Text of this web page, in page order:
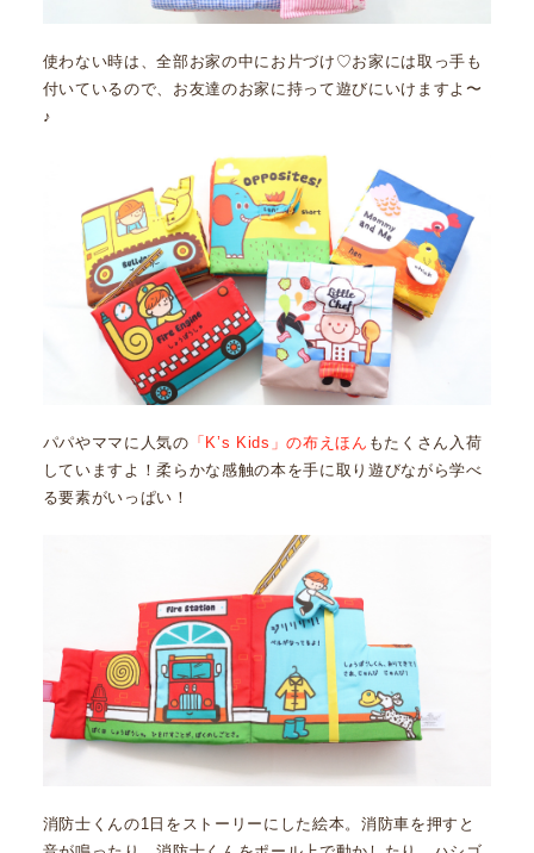
使わない時は、全部お家の中にお片づけ♡お家には取っ手も
付いているので、お友達のお家に持って遊びにいけますよ〜
♪
パパやママに人気の 「K’s Kids」の布えほん もたくさん入荷
していますよ！柔らかな感触の本を手に取り遊びながら学べ
る要素がいっぱい！
消防士くんの1日をストーリーにした絵本。消防車を押すと